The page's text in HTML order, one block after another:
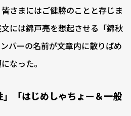
さまにはご健勝のことと存じま
には錦戸亮を想起させる「錦秋
バーの名前が文章内に散りばめ
なった。
」「はじめしゃちょー＆一般